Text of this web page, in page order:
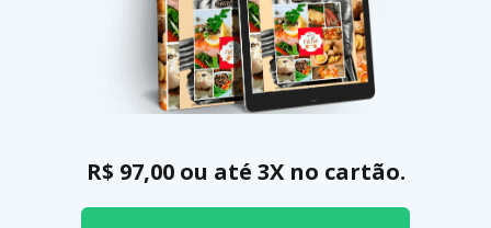
R$ 97,00 ou até 3X no cartão.